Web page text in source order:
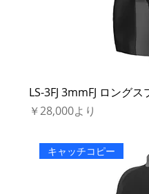
LS-3FJ 3mmFJ ロング
￥28,000より
セール価格
キャッチコピー